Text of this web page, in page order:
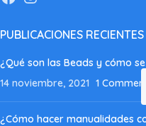
PUBLICACIONES RECIENTES
¿Qué son las Beads y cómo
14 noviembre, 2021 1 Comment
¿Cómo hacer manualidades